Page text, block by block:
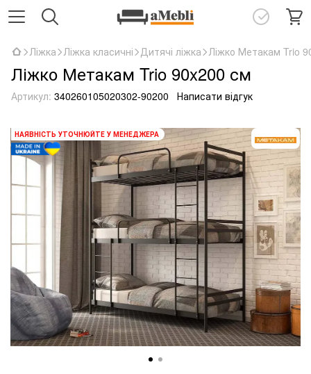
Ліжка Ліжка класичні Дитячі ліжка Ліжко Метакам Trio
Ліжко Метакам Trio 90x200 см
Артикул: 340260105020302-90200 Написати відгук
НАЯВНІСТЬ УТОЧНЮЙТЕ У МЕНЕДЖЕРА